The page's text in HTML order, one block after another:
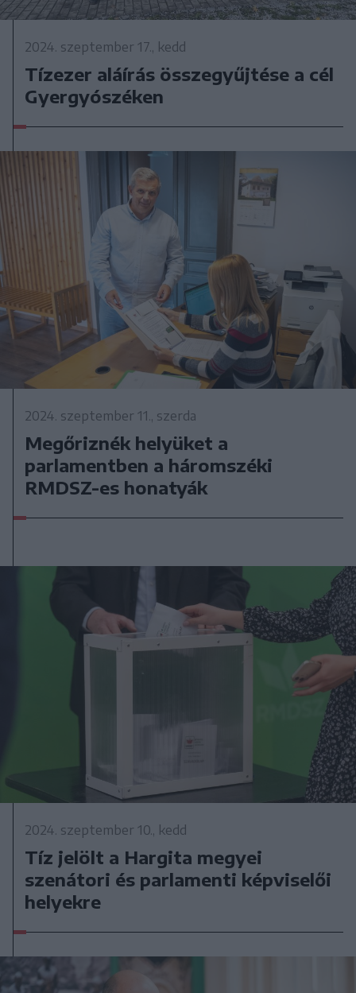
2024. szeptember 17., kedd
Tízezer aláírás összegyűjtése a cél
Gyergyószéken
2024. szeptember 11., szerda
Megőriznék helyüket a
parlamentben a háromszéki
RMDSZ-es honatyák
2024. szeptember 10., kedd
Tíz jelölt a Hargita megyei
szenátori és parlamenti képviselői
helyekre